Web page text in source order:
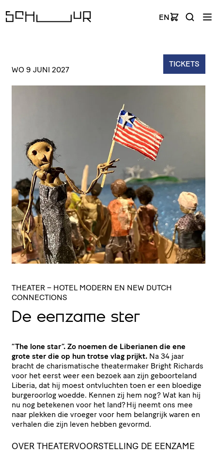
EN
TICKETS
WO 9 JUNI 2027
THEATER – HOTEL MODERN EN NEW DUTCH
CONNECTIONS
De eenzame ster
“The lone star”. Zo noemen de Liberianen die ene
grote ster die op hun trotse vlag prijkt. Na 34 jaar
bracht de charismatische theatermaker Bright Richards
voor het eerst weer een bezoek aan zijn geboorteland
Liberia, dat hij moest ontvluchten toen er een bloedige
burgeroorlog woedde. Kennen zij hem nog? Wat kan hij
nu nog betekenen voor het land? Hij neemt ons mee
naar plekken die vroeger voor hem belangrijk waren en
verhalen die zijn leven hebben gevormd.
OVER THEATERVOORSTELLING DE EENZAME